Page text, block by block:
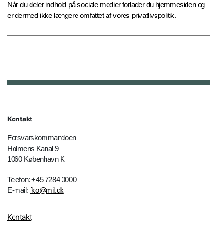
Når du deler indhold på sociale medier forlader du hjemmesiden og
er dermed ikke længere omfattet af vores privatlivspolitik.
Kontakt
Forsvarskommandoen
Holmens Kanal 9
1060 København K
Telefon: +45 7284 0000
E-mail: fko@mil.dk
Kontakt